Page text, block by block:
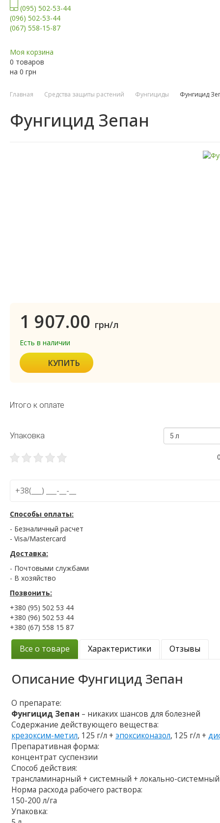
(095) 502-53-44
(096) 502-53-44
(067) 558-15-87
Моя корзина
0 товаров
на 0 грн
Главная Средства защиты растений Фунгициды Фунгицид
Фунгицид Зепан
1 907.00 грн/л
Есть в наличии
КУПИТЬ
Итого к оплате
Упаковка 5 л
Способы оплаты:
- Безналичный расчет
- Visa/Mastercard
Доставка:
- Почтовыми службами
- В хозяйство
Позвонить:
+380 (95) 502 53 44
+380 (96) 502 53 44
+380 (67) 558 15 87
Все о товаре Характеристики Отзывы
Описание Фунгицид Зепан
О препарате:
Фунгицид Зепан – никаких шансов для болезней
Содержание действующего вещества:
крезоксим-метил, 125 г/л +эпоксиконазол, 125 г/л +
Препаративная форма:
концентрат суспензии
Способ действия:
трансламинарный + системный + локально-системный
Норма расхода рабочего раствора:
150-200 л/га
Упаковка: